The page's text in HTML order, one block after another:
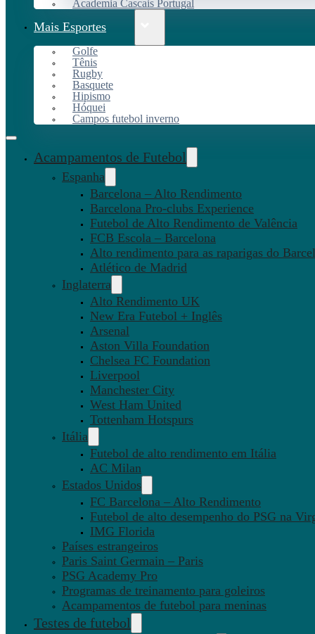
Academia Cascais Portugal
Mais Esportes
Golfe
Tênis
Rugby
Basquete
Hipismo
Hóquei
Campos futebol inverno
Acampamentos de Futebol
Espanha
Barcelona – Alto Rendimento
Barcelona Pro-clubs Experience
Futebol de Alto Rendimento de Valência
FCB Escola – Barcelona
Alto rendimento para as raparigas do
Atlético de Madrid
Inglaterra
Alto Rendimento UK
New Era Futebol + Inglês
Arsenal
Aston Villa Foundation
Chelsea FC Foundation
Liverpool
Manchester City
West Ham United
Tottenham Hotspurs
Itália
Futebol de alto rendimento em Itália
AC Milan
Estados Unidos
FC Barcelona – Alto Rendimento
Futebol de alto desempenho do PSG na
IMG Florida
Países estrangeiros
Paris Saint Germain – Paris
PSG Academy Pro
Programas de treinamento para goleiros
Acampamentos de futebol para meninas
Testes de futebol